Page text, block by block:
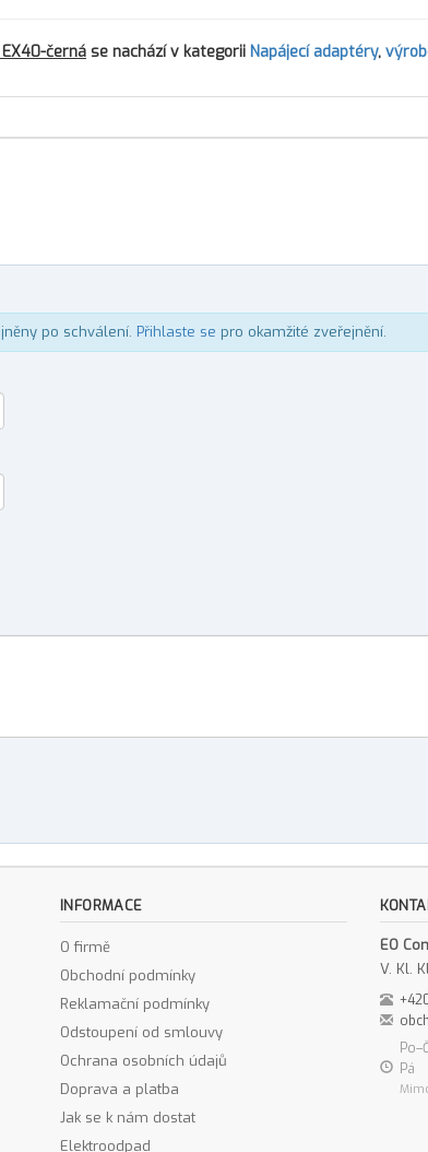
černá se nachází v kategorii Napájecí adaptéry,
po schválení. Přihlaste se pro okamžité zveřejnění.
INFORMACE
O firmě
Obchodní podmínky
Reklamační podmínky
Odstoupení od smlouvy
Ochrana osobních údajů
Doprava a platba
Jak se k nám dostat
Elektroodpad
EO
V. Kl.
Pá